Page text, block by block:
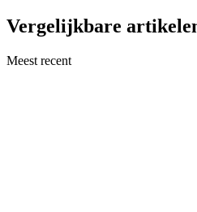
Vergelijkbare
Meest recent